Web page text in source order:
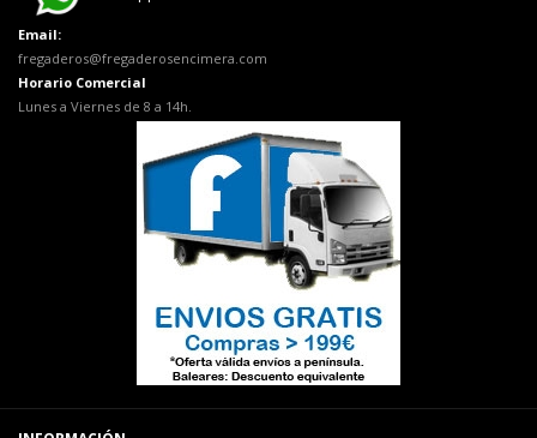
Email:
fregaderos@fregaderosencimera.com
Horario Comercial
Lunes a Viernes de 8 a 14h.